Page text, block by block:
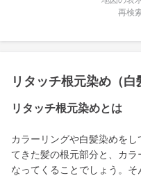
再検
リタッチ根元染め（
リタッチ根元染めとは
カラーリングや白髪染めを
てきた髪の根元部分と、カ
なってくることでしょう。